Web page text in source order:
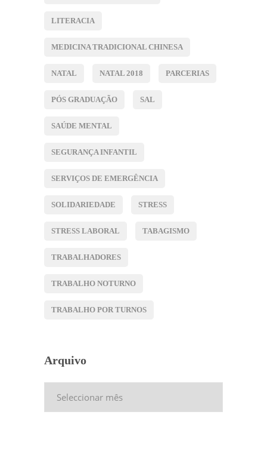
LITERACIA
MEDICINA TRADICIONAL CHINESA
NATAL NATAL 2018 PARCERIAS
PÓS GRADUAÇÃO SAL
SAÚDE MENTAL
SEGURANÇA INFANTIL
SERVIÇOS DE EMERGÊNCIA
SOLIDARIEDADE STRESS
STRESS LABORAL TABAGISMO
TRABALHADORES
TRABALHO NOTURNO
TRABALHO POR TURNOS
Arquivo